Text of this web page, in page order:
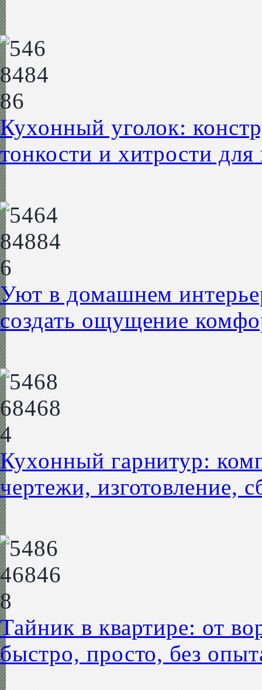
Кухонный уголок:
тонкости и хитрости
Уют в домашнем
создать ощущение
Кухонный гарнитур:
чертежи, изготовление,
Тайник в квартире: от
быстро, просто, без